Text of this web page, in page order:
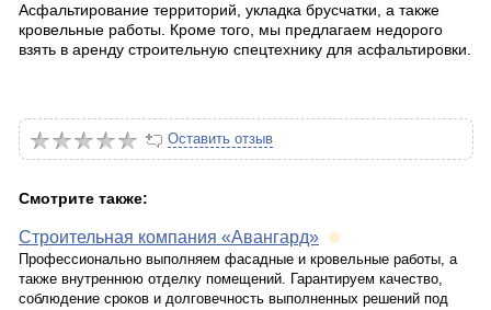
Асфальтирование территорий, укладка брусчатки, а также
кровельные работы. Кроме того, мы предлагаем недорого
взять в аренду строительную спецтехнику для асфальтировки.
Оставить отзыв
Смотрите также:
Строительная компания «Авангард»
Профессионально выполняем фасадные и кровельные работы, а
также внутреннюю отделку помещений. Гарантируем качество,
соблюдение сроков и долговечность выполненных решений под